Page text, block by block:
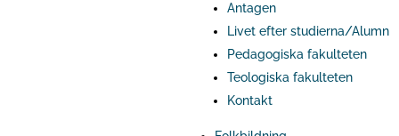
Antagen
Livet efter studierna/Alumn
Pedagogiska fakulteten
Teologiska fakulteten
Kontakt